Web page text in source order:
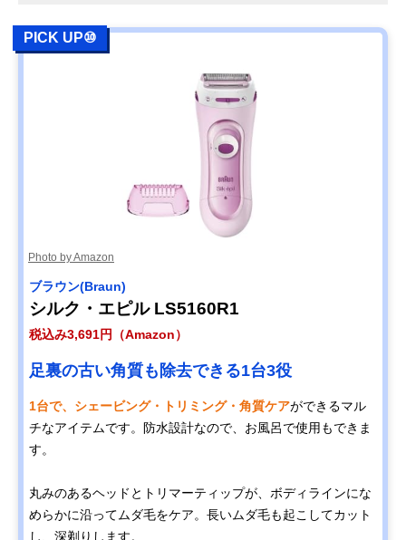
PICK UP⑩
Photo by Amazon
‎ブラウン(Braun)
シルク・エピル LS5160R1
税込み3,691円（Amazon）
足裏の古い角質も除去できる1台3役
1台で、シェービング・トリミング・角質ケアができるマル
チなアイテムです。防水設計なので、お風呂で使用もできま
す。
丸みのあるヘッドとトリマーティップが、ボディラインにな
めらかに沿ってムダ毛をケア。長いムダ毛も起こしてカット
し、深剃りします。